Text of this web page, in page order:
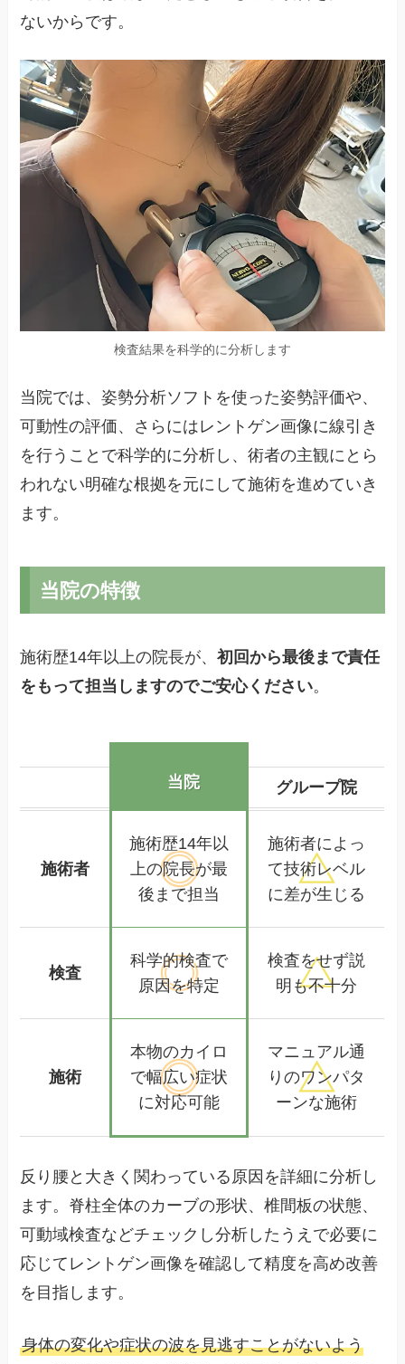
ないからです。
検査結果を科学的に分析します
当院では、姿勢分析ソフトを使った姿勢評価や、
可動性の評価、さらにはレントゲン画像に線引き
を行うことで科学的に分析し、術者の主観にとら
われない明確な根拠を元にして施術を進めていき
ます。
当院の特徴
施術歴14年以上の院長が、初回から最後まで責任
をもって担当しますのでご安心ください。
当院 グループ院
施術者
施術歴14年以
上の院長が最
後まで担当
施術者によっ
て技術レベル
に差が生じる
検査
科学的検査で
原因を特定
検査をせず説
明も不十分
施術
本物のカイロ
で幅広い症状
に対応可能
マニュアル通
りのワンパタ
ーンな施術
反り腰と大きく関わっている原因を詳細に分析し
ます。脊柱全体のカーブの形状、椎間板の状態、
可動域検査などチェックし分析したうえで必要に
応じてレントゲン画像を確認して精度を高め改善
を目指します。
身体の変化や症状の波を見逃すことがないよう